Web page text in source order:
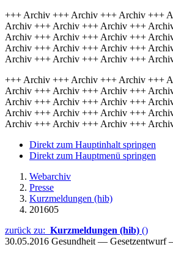
+++ Archiv +++ Archiv +++ Archiv +++
Archiv +++ Archiv +++ Archiv +++
Archiv +++ Archiv +++ Archiv +++
Archiv +++ Archiv +++ Archiv +++
Archiv +++ Archiv +++ Archiv +++
+++ Archiv +++ Archiv +++ Archiv +++
Archiv +++ Archiv +++ Archiv +++
Archiv +++ Archiv +++ Archiv +++
Archiv +++ Archiv +++ Archiv +++
Archiv +++ Archiv +++ Archiv +++
Direkt zum Hauptinhalt springen
Direkt zum Hauptmenü springen
Webarchiv
Presse
Kurzmeldungen (hib)
201605
zurück zu: Kurzmeldungen (hib) ()
30.05.2016 Gesundheit — Gesetzentwurf